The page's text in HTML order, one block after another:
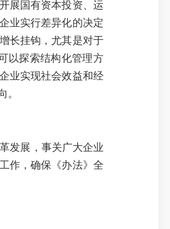
展国有资本投资、运
业实行差异化的决定
长挂钩，尤其是对于
以探索结构化管理方
业实现社会效益和经
。
发展，事关广大企业
作，确保《办法》全